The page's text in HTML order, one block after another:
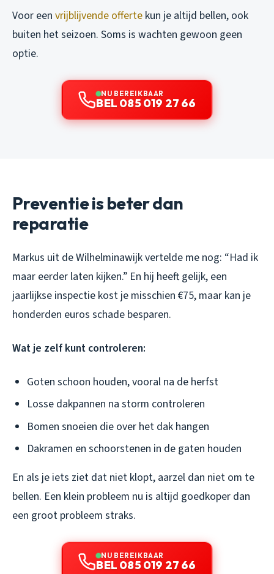
Voor een vrijblijvende offerte kun je altijd bellen, ook
buiten het seizoen. Soms is wachten gewoon geen
optie.
NU BEREIKBAAR
BEL 085 019 27 66
Preventie is beter dan
reparatie
Markus uit de Wilhelminawijk vertelde me nog: “Had ik
maar eerder laten kijken.” En hij heeft gelijk, een
jaarlijkse inspectie kost je misschien €75, maar kan je
honderden euros schade besparen.
Wat je zelf kunt controleren:
Goten schoon houden, vooral na de herfst
Losse dakpannen na storm controleren
Bomen snoeien die over het dak hangen
Dakramen en schoorstenen in de gaten houden
En als je iets ziet dat niet klopt, aarzel dan niet om te
bellen. Een klein probleem nu is altijd goedkoper dan
een groot probleem straks.
NU BEREIKBAAR
BEL 085 019 27 66